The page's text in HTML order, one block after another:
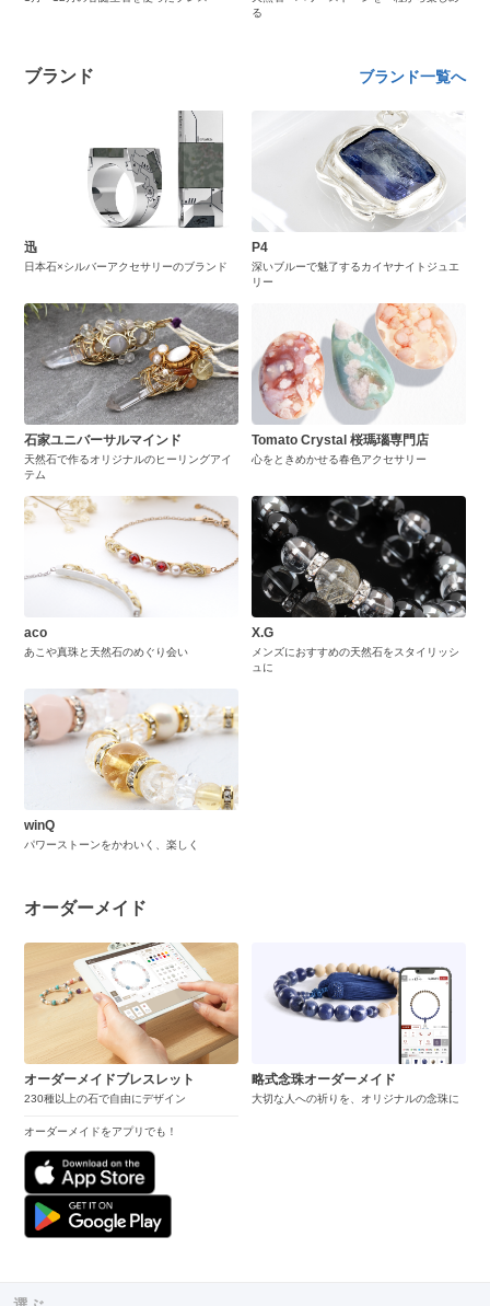
る
ブランド ブランド一覧へ
迅
日本石×シルバーアクセサリーのブランド
P4
深いブルーで魅了するカイヤナイトジュエ
リー
石家ユニバーサルマインド
天然石で作るオリジナルのヒーリングアイ
テム
Tomato Crystal 桜瑪瑙専門店
心をときめかせる春色アクセサリー
aco
あこや真珠と天然石のめぐり会い
X.G
メンズにおすすめの天然石をスタイリッシ
ュに
winQ
パワーストーンをかわいく、楽しく
オーダーメイド
オーダーメイドブレスレット
230種以上の石で自由にデザイン
オーダーメイドをアプリでも！
略式念珠オーダーメイド
大切な人への祈りを、オリジナルの念珠に